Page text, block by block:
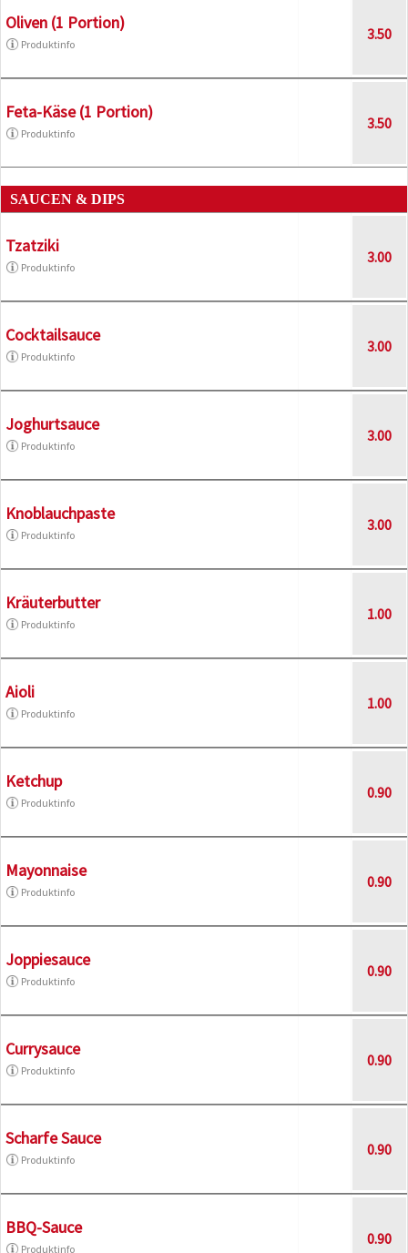
Oliven (1 Portion)
Produktinfo
3.50
Feta-Käse (1 Portion)
Produktinfo
3.50
SAUCEN & DIPS
Tzatziki
Produktinfo
3.00
Cocktailsauce
Produktinfo
3.00
Joghurtsauce
Produktinfo
3.00
Knoblauchpaste
Produktinfo
3.00
Kräuterbutter
Produktinfo
1.00
Aioli
Produktinfo
1.00
Ketchup
Produktinfo
0.90
Mayonnaise
Produktinfo
0.90
Joppiesauce
Produktinfo
0.90
Currysauce
Produktinfo
0.90
Scharfe Sauce
Produktinfo
0.90
BBQ-Sauce
Produktinfo
0.90